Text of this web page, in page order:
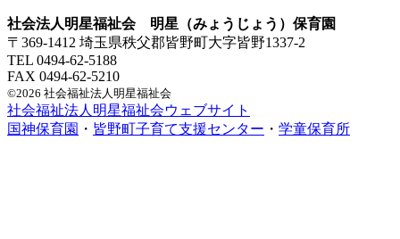
社会法人明星福祉会 明星（みょうじょう）保育園
〒369-1412 埼玉県秩父郡皆野町大字皆野1337-2
TEL 0494-62-5188
FAX 0494-62-5210
©2026 社会福祉法人明星福祉会
社会福祉法人明星福祉会ウェブサイト
国神保育園 ・ 皆野町子育て支援センター ・ 学童保育所